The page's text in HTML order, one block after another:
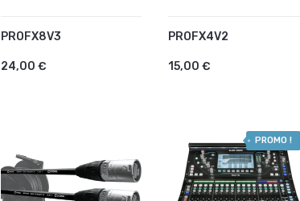
PROFX8V3
24,00 €
AJOUTER AU PANIER PROFX4V2
15,00 €
AJOUTER AU PANIER
PROMO !